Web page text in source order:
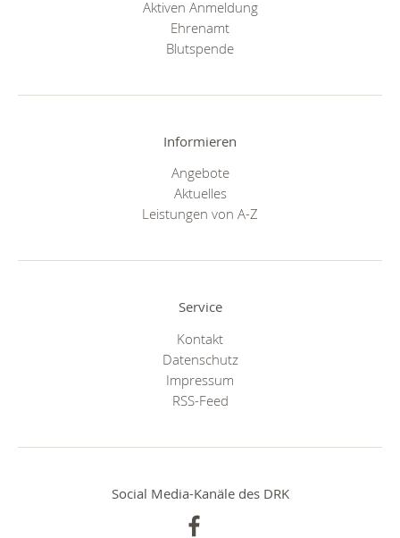
Aktiven Anmeldung
Ehrenamt
Blutspende
Informieren
Angebote
Aktuelles
Leistungen von A-Z
Service
Kontakt
Datenschutz
Impressum
RSS-Feed
Social Media-Kanäle des DRK